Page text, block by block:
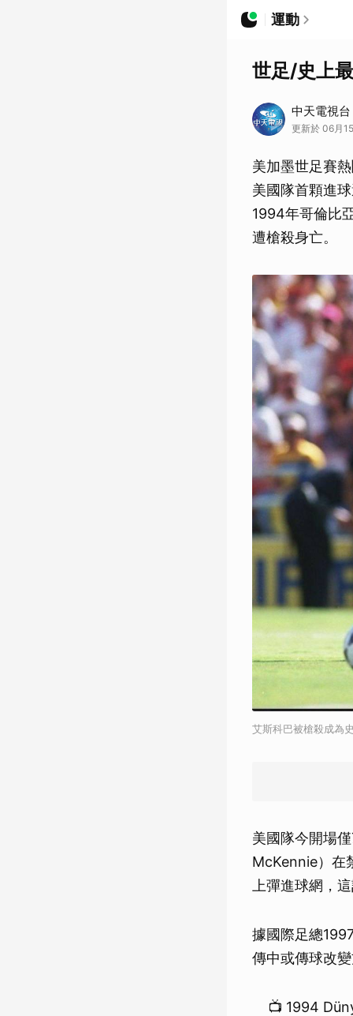
運動
世足/史上
中天電視台
更新於 06月
美加墨世足賽
美國隊首顆進
1994年哥倫比
遭槍殺身亡。
艾斯科巴被槍殺成為
美國隊今開場
McKennie）在
上彈進球網，
據國際足總
傳中或傳球改
📺 1994